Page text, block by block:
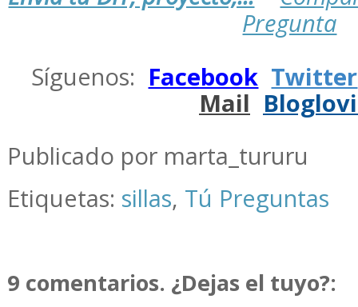
Pregunta
Síguenos: Facebook Twitter
Mail
Publicado por marta_tururu
Etiquetas: sillas, Tú Preguntas
9 comentarios. ¿Dejas el tuyo?: